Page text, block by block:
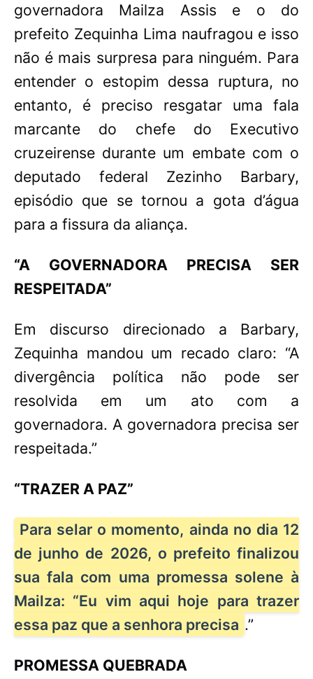
governadora Mailza Assis e o do
prefeito Zequinha Lima naufragou e isso
não é mais surpresa para ninguém. Para
entender o estopim dessa ruptura, no
entanto, é preciso resgatar uma fala
marcante do chefe do Executivo
cruzeirense durante um embate com o
deputado federal Zezinho Barbary,
episódio que se tornou a gota d’água
para a fissura da aliança.
“A GOVERNADORA PRECISA SER
RESPEITADA”
Em discurso direcionado a Barbary,
Zequinha mandou um recado claro: “A
divergência política não pode ser
resolvida em um ato com a
governadora. A governadora precisa ser
respeitada.”
“TRAZER A PAZ”
Para selar o momento, ainda no dia 12
de junho de 2026, o prefeito finalizou
sua fala com uma promessa solene à
Mailza: “Eu vim aqui hoje para trazer
essa paz que a senhora precisa .”
PROMESSA QUEBRADA